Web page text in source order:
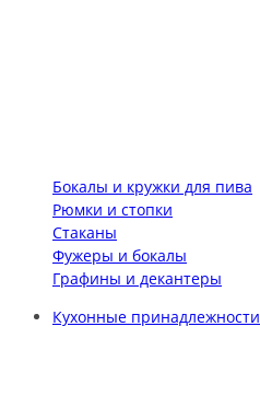
Бокалы и кружки для пива
Рюмки и стопки
Стаканы
Фужеры и бокалы
Графины и декантеры
Кухонные принадлежности